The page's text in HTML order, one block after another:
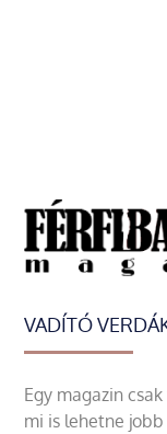
VADÍTÓ
Egy magazin
mi is lehetne